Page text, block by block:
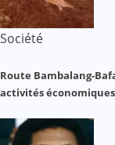
Société
Route Bambalang-
activités économiques